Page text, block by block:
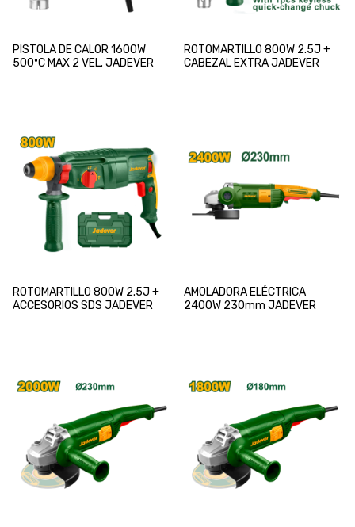
PISTOLA DE CALOR 1600W
500ºC MAX 2 VEL. JADEVER
ROTOMARTILLO 800W 2.5J +
CABEZAL EXTRA JADEVER
ROTOMARTILLO 800W 2.5J +
ACCESORIOS SDS JADEVER
AMOLADORA ELÉCTRICA
2400W 230mm JADEVER